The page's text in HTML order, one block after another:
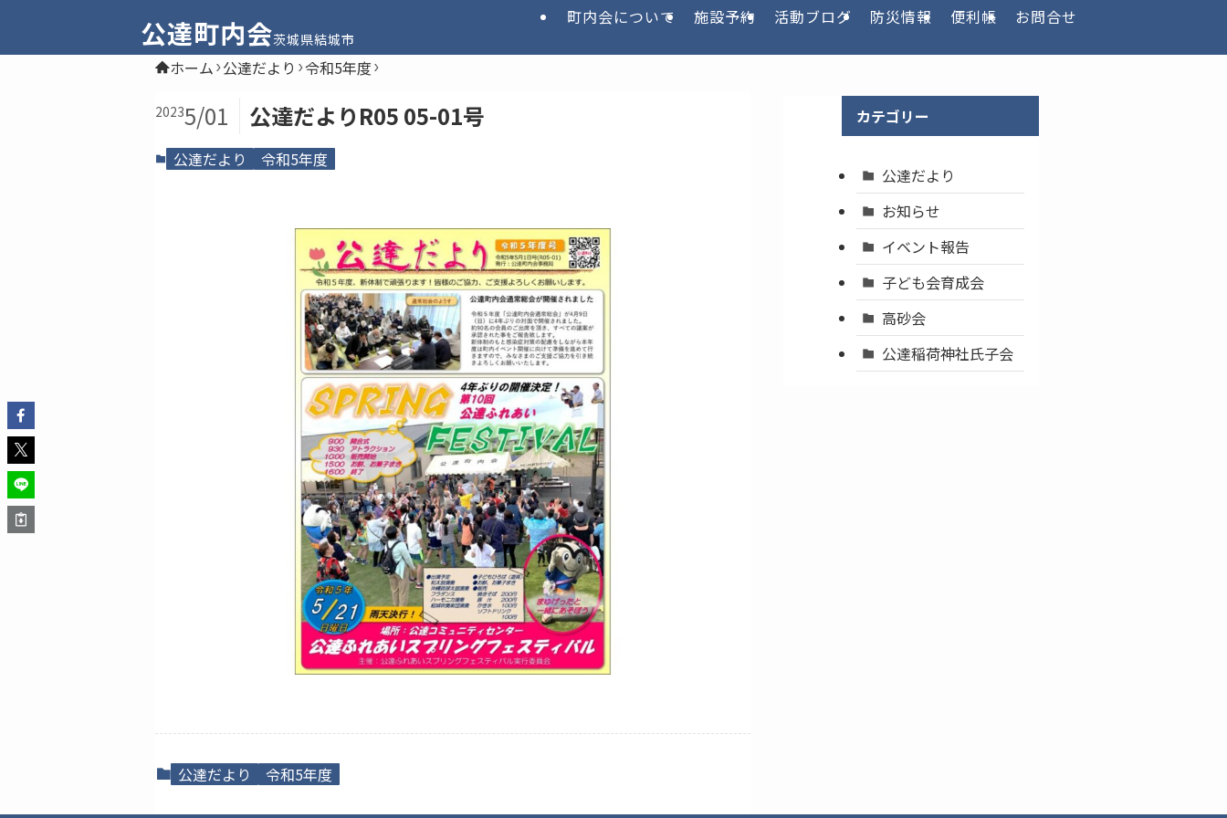
公達町内会茨城県結城市
町内会について 施設予約 活動ブログ 防災情報 便利帳 お問合せ
ホーム 公達だより 令和5年度
公達だよりR05 05-01号
20235/01
公達だより 令和5年度
公達だより 令和5年度
カテゴリー
公達だより
お知らせ
イベント報告
子ども会育成会
高砂会
公達稲荷神社氏子会